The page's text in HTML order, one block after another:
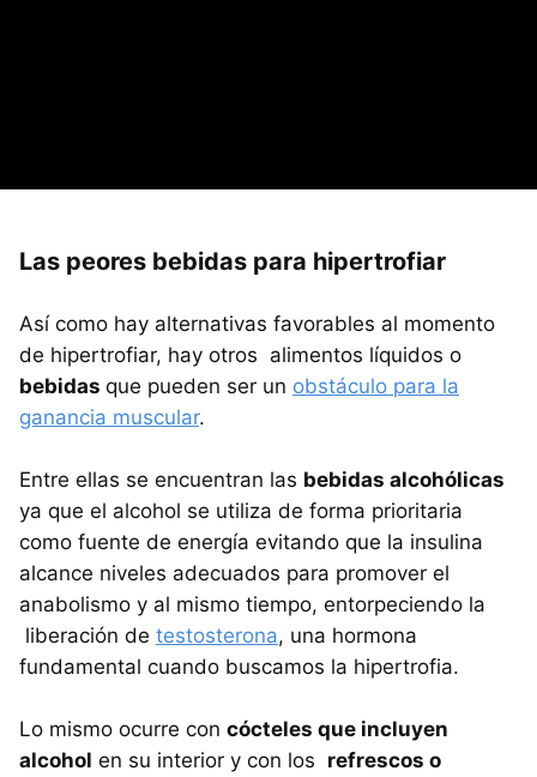
Las peores bebidas para hipertrofiar
Así como hay alternativas favorables al momento
de hipertrofiar, hay otros alimentos líquidos o
bebidas que pueden ser un obstáculo para la
ganancia muscular.
Entre ellas se encuentran las bebidas alcohólicas
ya que el alcohol se utiliza de forma prioritaria
como fuente de energía evitando que la insulina
alcance niveles adecuados para promover el
anabolismo y al mismo tiempo, entorpeciendo la
liberación de testosterona, una hormona
fundamental cuando buscamos la hipertrofia.
Lo mismo ocurre con cócteles que incluyen
alcohol en su interior y con los refrescos o